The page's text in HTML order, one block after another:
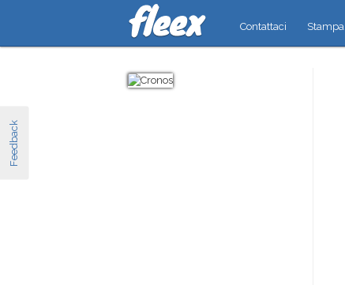
Feedback
Contattaci Stampa